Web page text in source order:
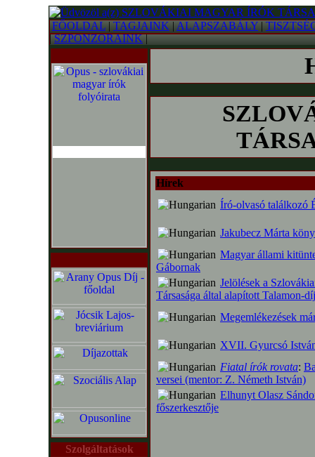
FŐOLDAL|TAGJAINK|ALAPSZABÁLY|
|SZPONZORAINK|
Szolgáltatások
Hírek
Író-olvasó találkozó
Jakubecz Márta
Magyar állami
Gábornak
Jelölések a
Társasága által alapított Talamon-
Megemlékezések
XVII. Gyurcsó
Fiatal írók rovata:
versei (mentor: Z. Németh István)
Elhunyt Olasz
főszerkesztője